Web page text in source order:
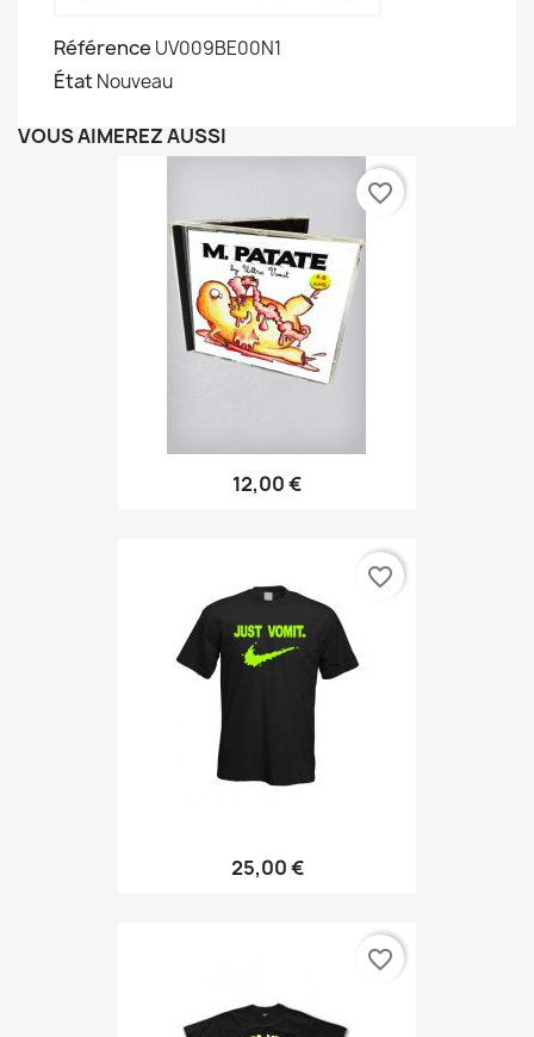
Référence UV009BE00N1
ÉtatNouveau
VOUS AIMEREZ AUSSI
12,00 €
favorite_border
25,00 €
favorite_border
favorite_border